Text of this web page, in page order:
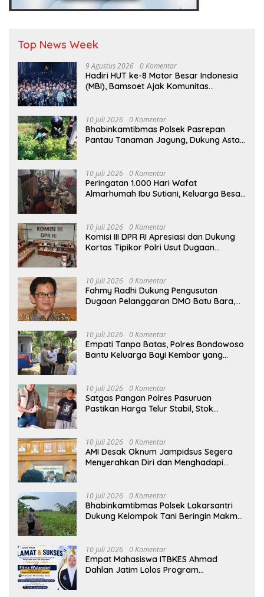
Top News Week
9 Agustus 2026 0 Komentar
Hadiri HUT ke-8 Motor Besar Indonesia
(MBI), Bamsoet Ajak Komunitas
Provokasi Pecah Belah Bangsa
10 Juli 2026 0 Komentar
Bhabinkamtibmas Polsek Pasrepan
Pantau Tanaman Jagung, Dukung Asta
10 Juli 2026 0 Komentar
Peringatan 1.000 Hari Wafat
Almarhumah Ibu Sutiani, Keluarga Besar
10 Juli 2026 0 Komentar
Komisi III DPR RI Apresiasi dan Dukung
Kortas Tipikor Polri Usut Dugaan
10 Juli 2026 0 Komentar
Fahmy Radhi Dukung Pengusutan
Dugaan Pelanggaran DMO Batu Bara,
10 Juli 2026 0 Komentar
Empati Tanpa Batas, Polres Bondowoso
Bantu Keluarga Bayi Kembar yang
10 Juli 2026 0 Komentar
Satgas Pangan Polres Pasuruan
Pastikan Harga Telur Stabil, Stok
10 Juli 2026 0 Komentar
AMI Desak Oknum Jampidsus Segera
Menyerahkan Diri dan Menghadapi
10 Juli 2026 0 Komentar
Bhabinkamtibmas Polsek Lakarsantri
Dukung Kelompok Tani Beringin Makmur
10 Juli 2026 0 Komentar
Empat Mahasiswa ITBKES Ahmad
Dahlan Jatim Lolos Program